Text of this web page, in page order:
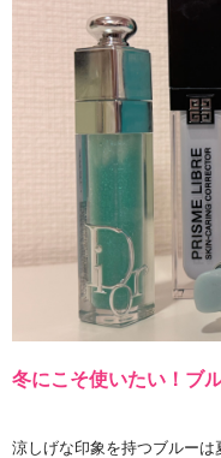
冬にこそ使いたい！ブ
涼しげな印象を持つブルー